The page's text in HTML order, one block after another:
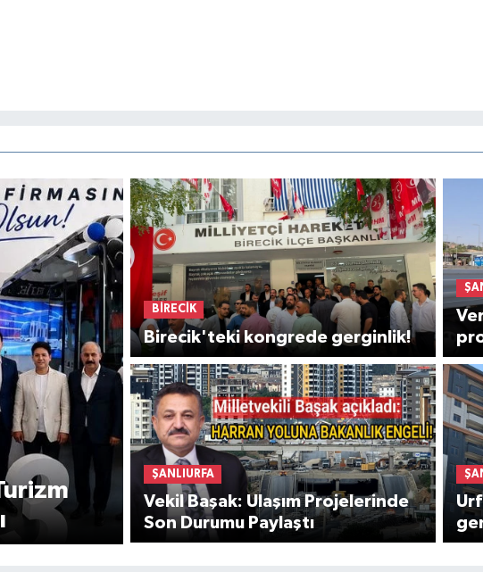
BİRECİK
Birecik'teki kongrede gerginlik!
ŞANLIURFA
Vekil Başak: Ulaşım Projelerinde
Son Durumu Paylaştı